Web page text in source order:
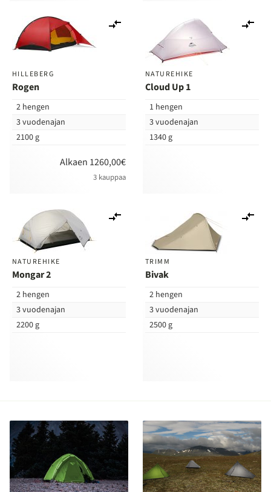
HILLEBERG
Rogen
2 hengen
3 vuodenajan
2100 g
Alkaen 1260,00€
3 kauppaa
NATUREHIKE
Cloud Up 1
1 hengen
3 vuodenajan
1340 g
NATUREHIKE
Mongar 2
2 hengen
3 vuodenajan
2200 g
TRIMM
Bivak
2 hengen
3 vuodenajan
2500 g